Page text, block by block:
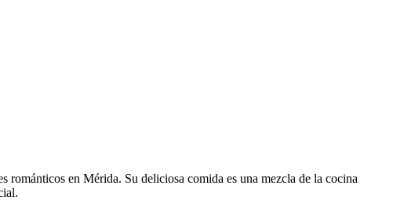
románticos en Mérida. Su deliciosa comida es una mezcla de la cocina